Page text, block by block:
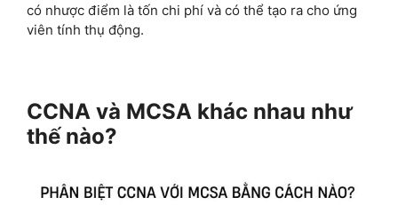
có nhược điểm là tốn chi phí và có thể tạo ra cho ứng
viên tính thụ động.
CCNA và MCSA khác nhau như
thế nào?